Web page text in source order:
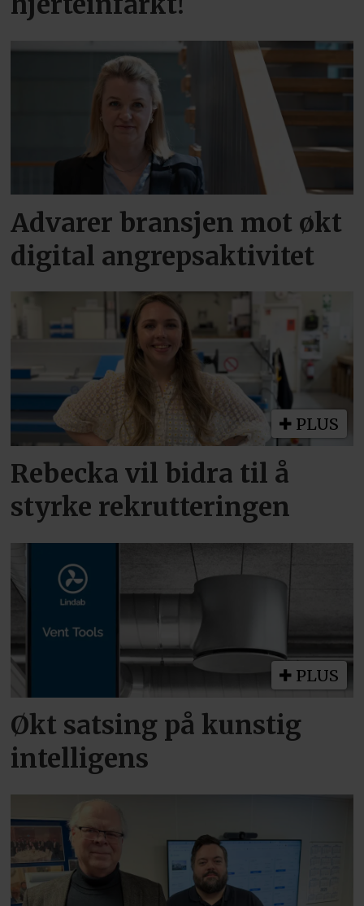
Advarer bransjen mot økt
digital angrepsaktivitet
PLUS
Rebecka vil bidra til å
styrke rekrutteringen
PLUS
Økt satsing på kunstig
intelligens